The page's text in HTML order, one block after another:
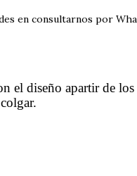
en consultarnos por
el diseño apartir de